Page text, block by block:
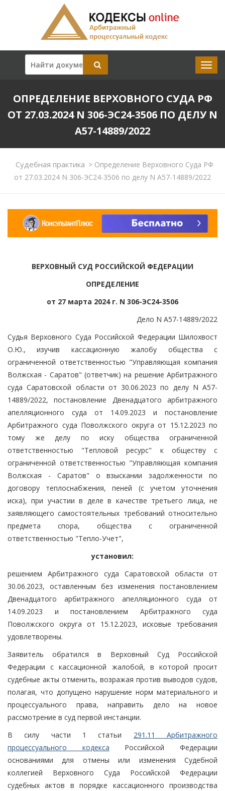
ОПРЕДЕЛЕНИЕ ВЕРХОВНОГО СУДА РФ
ОТ 27.03.2024 N 306-ЭС24-3506 ПО ДЕЛУ N
А57-14889/2022
Судебная практика >Определение Верховного Суда РФ
от 27.03.2024 N 306-ЭС24-3506 по делу N А57-14889/2022
ВЕРХОВНЫЙ СУД РОССИЙСКОЙ ФЕДЕРАЦИИ
ОПРЕДЕЛЕНИЕ
от 27 марта 2024 г. N 306-ЭС24-3506
Дело N А57-14889/2022
Судья Верховного Суда Российской Федерации Шилохвост
О.Ю., изучив кассационную жалобу общества с
ограниченной ответственностью "Управляющая компания
Волжская - Саратов" (ответчик) на решение Арбитражного
суда Саратовской области от 30.06.2023 по делу N А57-
14889/2022, постановление Двенадцатого арбитражного
апелляционного суда от 14.09.2023 и постановление
Арбитражного суда Поволжского округа от 15.12.2023 по
тому же делу по иску общества ограниченной
ответственностью "Тепловой ресурс" к обществу с
ограниченной ответственностью "Управляющая компания
Волжская - Саратов" о взыскании задолженности по
договору теплоснабжения, пеней (с учетом уточнения
иска), при участии в деле в качестве третьего лица, не
заявляющего самостоятельных требований относительно
предмета спора, общества с ограниченной
ответственностью "Тепло-Учет",
установил:
решением Арбитражного суда Саратовской области от
30.06.2023, оставленным без изменения постановлением
Двенадцатого арбитражного апелляционного суда от
14.09.2023 и постановлением Арбитражного суда
Поволжского округа от 15.12.2023, исковые требования
удовлетворены.
Заявитель обратился в Верховный Суд Российской
Федерации с кассационной жалобой, в которой просит
судебные акты отменить, возражая против выводов судов,
полагая, что допущено нарушение норм материального и
процессуального права, направить дело на новое
рассмотрение в суд первой инстанции.
В силу части 1 статьи 291.11 Арбитражного
процессуального кодекса Российской Федерации
основаниями для отмены или изменения Судебной
коллегией Верховного Суда Российской Федерации
судебных актов в порядке кассационного производства